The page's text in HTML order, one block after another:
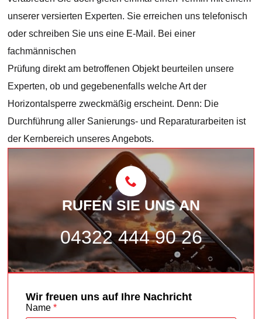
unserer versierten Experten. Sie erreichen uns telefonisch
oder schreiben Sie uns eine E-Mail. Bei einer
fachmännischen
Prüfung direkt am betroffenen Objekt beurteilen unsere
Experten, ob und gegebenenfalls welche Art der
Horizontalsperre zweckmäßig erscheint. Denn: Die
Durchführung aller Sanierungs- und Reparaturarbeiten ist
der Kernbereich unseres Angebots.
RUFEN SIE UNS AN
04322 444 90 26
Wir freuen uns auf Ihre Nachricht
Name *